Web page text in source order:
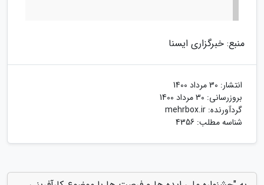
منبع: خبرگزاری ایسنا
انتشار: 30 مرداد 1400
بروزرسانی: 30 مرداد 1400
گردآورنده: mehrbox.ir
شناسه مطلب: 4356